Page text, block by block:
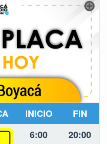
INICIO FIN
6:00 20:00